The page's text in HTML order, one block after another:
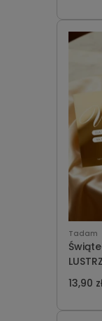
Tadam
954
13,90